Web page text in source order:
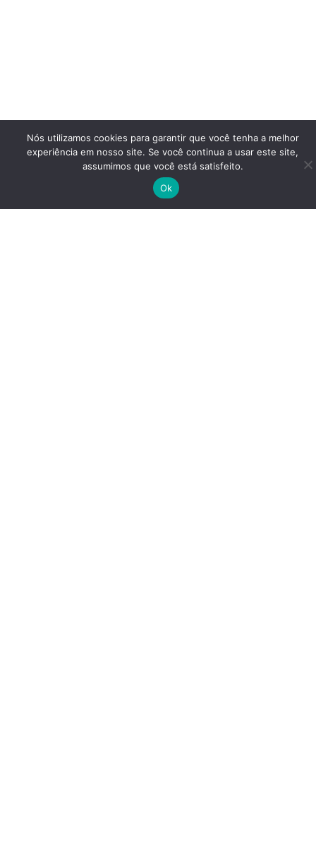
Nós utilizamos cookies para garantir que você tenha a melhor
experiência em nosso site. Se você continua a usar este site,
assumimos que você está satisfeito.
Ok